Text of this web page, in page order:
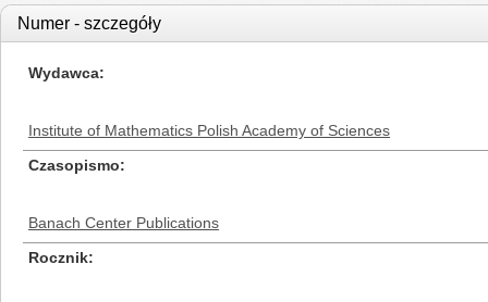
Numer - szczegóły
Wydawca
Institute of Mathematics Polish Academy of Sciences
Czasopismo
Banach Center Publications
Rocznik